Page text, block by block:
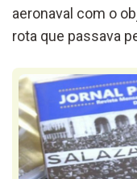
aeronaval com o
rota que passava